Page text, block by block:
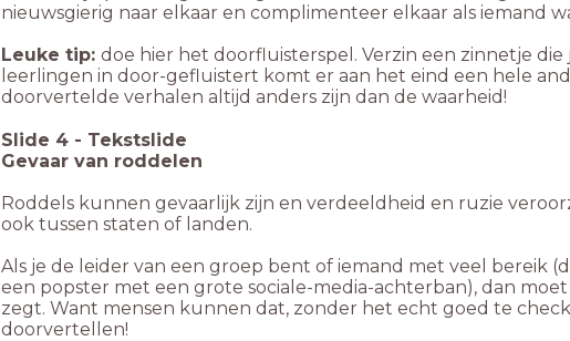
nieuwsgierig naar elkaar en complimenteer elkaar als iemand
Leuke tip: doe hier het doorfluisterspel. Verzin een zinnetje
leerlingen in door-gefluistert komt er aan het eind een hele
doorvertelde verhalen altijd anders zijn dan de waarheid!
Slide 4 - Tekstslide
Gevaar van roddelen
Roddels kunnen gevaarlijk zijn en verdeeldheid en ruzie
ook tussen staten of landen.
Als je de leider van een groep bent of iemand met veel bereik
een popster met een grote sociale-media-achterban), dan
zegt. Want mensen kunnen dat, zonder het echt goed te
doorvertellen!